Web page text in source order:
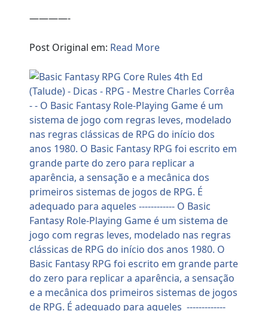
————-
Post Original em: Read More